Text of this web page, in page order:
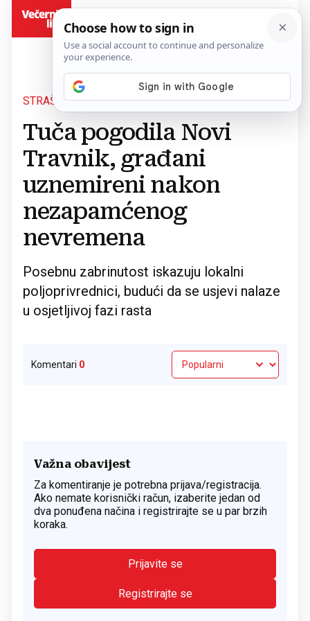
STRAŠNO NEVRIJEME Povratak na članak
Tuča pogodila Novi
Travnik, građani
uznemireni nakon
nezapamćenog
nevremena
Posebnu zabrinutost iskazuju lokalni
poljoprivrednici, budući da se usjevi nalaze
u osjetljivoj fazi rasta
Komentari 0
Važna obavijest
Za komentiranje je potrebna prijava/registracija.
Ako nemate korisnički račun, izaberite jedan od
dva ponuđena načina i registrirajte se u par brzih
koraka.
Prijavite se
Registrirajte se